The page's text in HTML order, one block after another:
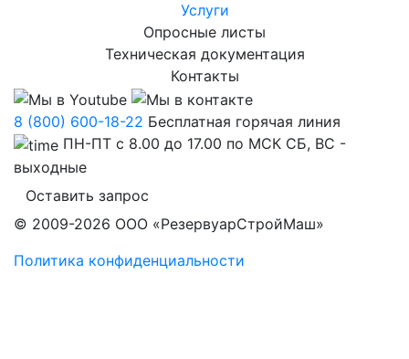
Услуги
Опросные листы
Техническая документация
Контакты
8 (800) 600-18-22 Бесплатная горячая линия
ПН-ПТ с 8.00 до 17.00 по МСК СБ, ВС -
выходные
Оставить запрос
© 2009-2026 ООО «РезервуарСтройМаш»
Политика конфиденциальности